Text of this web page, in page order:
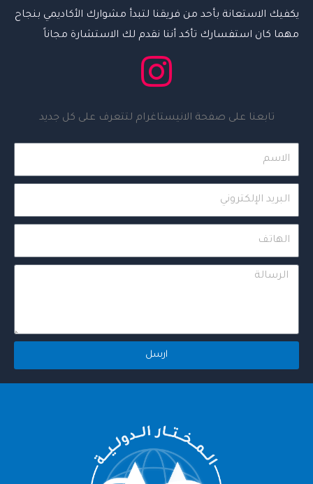
يكفيك الاستعانة بأحد من فريقنا لتبدأ مشوارك الأكاديمي بنجاح
مهما كان استفسارك تأكد أننا نقدم لك الاستشارة مجاناً
تابعنا على صفحة الانيستاغرام لتتعرف على كل جديد
Name
Email
Phone
Message
ارسل